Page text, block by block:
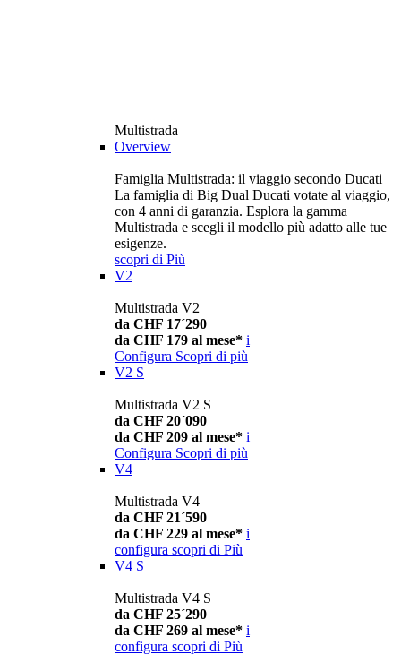
Multistrada
Overview
Famiglia Multistrada: il viaggio secondo Ducati
La famiglia di Big Dual Ducati votate al viaggio,
con 4 anni di garanzia. Esplora la gamma
Multistrada e scegli il modello più adatto alle tue
esigenze.
scopri di Più
V2
Multistrada V2
da CHF 17´290
da CHF 179 al mese* i
Configura Scopri di più
V2 S
Multistrada V2 S
da CHF 20´090
da CHF 209 al mese* i
Configura Scopri di più
V4
Multistrada V4
da CHF 21´590
da CHF 229 al mese* i
configura scopri di Più
V4 S
Multistrada V4 S
da CHF 25´290
da CHF 269 al mese* i
configura scopri di Più